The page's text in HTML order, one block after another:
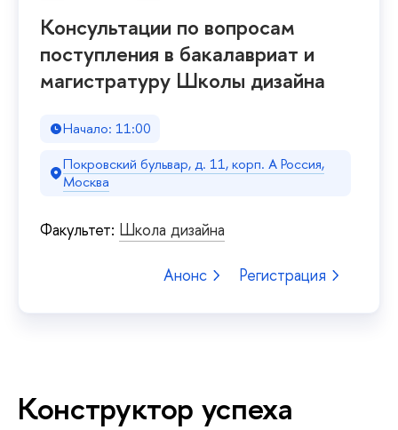
Консультации по вопросам
поступления в бакалавриат и
магистратуру Школы дизайна
Начало: 11:00
Покровский бульвар, д. 11, корп. A Россия,
Москва
Факультет: Школа дизайна
Анонс Регистрация
Конструктор успеха